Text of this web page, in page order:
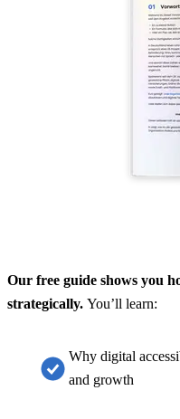
Our free guide shows you
strategically. You’ll learn:
Why digital
and growth